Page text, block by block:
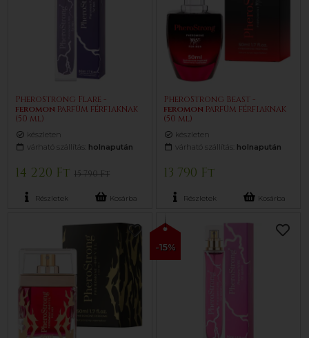
PheroStrong Flare -
feromon parfüm férfiaknak
(50 ml)
készleten
várható szállítás: holnapután
14 220 Ft15 790 Ft
Részletek Kosárba
PheroStrong Beast -
feromon parfüm férfiaknak
(50 ml)
készleten
várható szállítás: holnapután
13 790 Ft
Részletek Kosárba
-15%